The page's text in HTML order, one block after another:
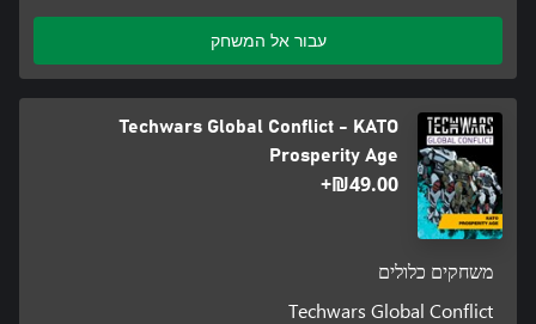
עבור אל המשחק
Techwars Global Conflict - KATO
Prosperity Age
‪₪‎49.00‬+
משחקים כלולים
Techwars Global Conflict